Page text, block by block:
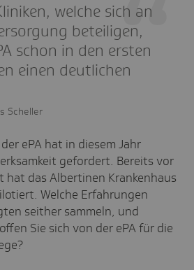
welche sich an
beteiligen,
schon in den ersten
einen deutlichen
Scheller
ePA hat in diesem Jahr
gefordert. Bereits vor
hat das Albertinen Krankenhaus
Welche Erfahrungen
seither sammeln, und
Sie sich von der ePA für die